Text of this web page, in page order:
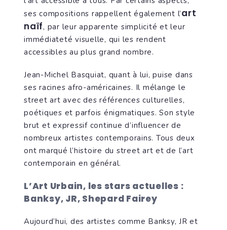
ses compositions rappellent également l’art
naïf, par leur apparente simplicité et leur
immédiateté visuelle, qui les rendent
accessibles au plus grand nombre.
Jean-Michel Basquiat, quant à lui, puise dans
ses racines afro-américaines. Il mélange le
street art avec des références culturelles,
poétiques et parfois énigmatiques. Son style
brut et expressif continue d’influencer de
nombreux artistes contemporains. Tous deux
ont marqué l’histoire du street art et de l’art
contemporain en général.
L’Art Urbain, les stars actuelles :
Banksy, JR, Shepard Fairey
Aujourd’hui, des artistes comme Banksy, JR et